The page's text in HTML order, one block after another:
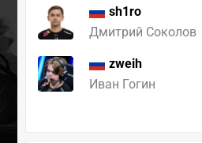
sh1ro
Дмитрий Соколов
zweih
Иван Гогин